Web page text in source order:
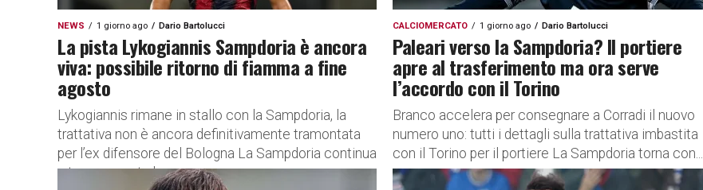
NEWS 1 giorno ago Dario Bartolucci
La pista Lykogiannis Sampdoria è ancora
viva: possibile ritorno di fiamma a fine
agosto
Lykogiannis rimane in stallo con la Sampdoria, la
trattativa non è ancora definitivamente tramontata
per l’ex difensore del Bologna La Sampdoria continua
a tenere aperta la...
CALCIOMERCATO 1 giorno ago Dario Bartolucci
Paleari verso la Sampdoria? Il portiere
apre al trasferimento ma ora serve
l’accordo con il Torino
Branco accelera per consegnare a Corradi il nuovo
numero uno: tutti i dettagli sulla trattativa imbastita
con il Torino per il portiere La Sampdoria torna con...